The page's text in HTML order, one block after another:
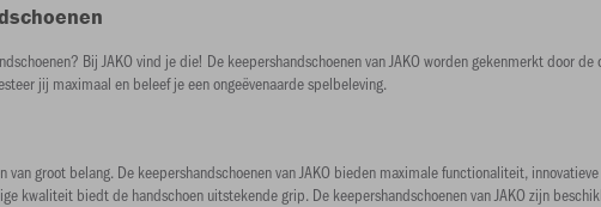
Bij JAKO vind je die! De keepershandschoenen van JAKO worden gekenmerkt door
jij maximaal en beleef je een ongeëvenaarde spelbeleving.
van groot belang. De keepershandschoenen van JAKO bieden maximale functionaliteit,
kwaliteit biedt de handschoen uitstekende grip. De keepershandschoenen van JAKO zijn